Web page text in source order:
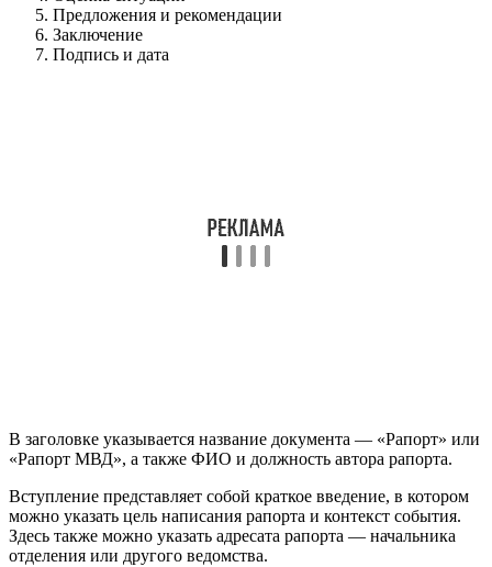
Предложения и рекомендации
Заключение
Подпись и дата
В заголовке указывается название документа — «Рапорт» или
«Рапорт МВД», а также ФИО и должность автора рапорта.
Вступление представляет собой краткое введение, в котором
можно указать цель написания рапорта и контекст события.
Здесь также можно указать адресата рапорта — начальника
отделения или другого ведомства.